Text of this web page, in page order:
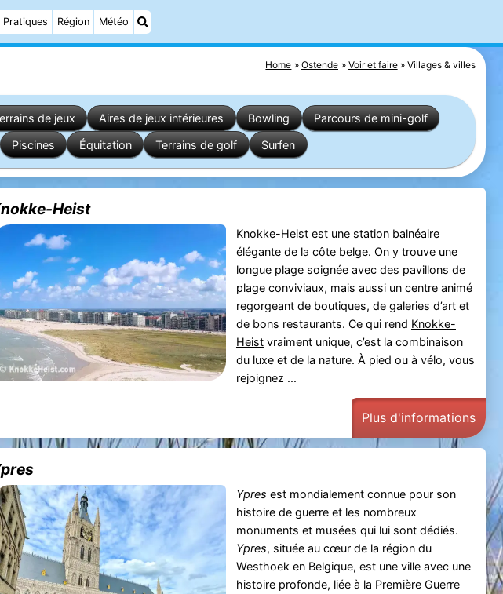
Pratiques Région Météo
Home Ostende Voir et faire Villages & villes
de jeux Aires de jeux intérieures Bowling
Parcours de mini-golf
Piscines Équitation Terrains de golf Surfen
Heist
Knokke-Heistest une station balnéaire
élégante de la côte belge. On y trouve une
longue plagesoignée avec des pavillons de
plageconviviaux, mais aussi un centre animé
regorgeant de boutiques, de galeries d’art et
de bons restaurants. Ce qui rend Knokke-
Heistvraiment unique, c’est la combinaison
du luxe et de la nature. À pied ou à vélo, vous
rejoignez ...
Plus d'informations
Ypres est mondialement connue pour son
histoire de guerre et les nombreux
monuments et musées qui lui sont dédiés.
Ypres, située au cœur de la région du
Westhoek en Belgique, est une ville avec une
histoire profonde, liée à la Première Guerre